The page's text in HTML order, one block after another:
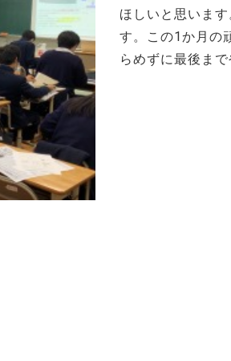
ほしいと思いま
す。この1か月の
らめずに最後ま